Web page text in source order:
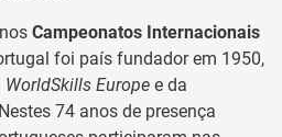
Campeonatos Internacionais
foi país fundador em 1950,
WorldSkills Europe e da
74 anos de presença